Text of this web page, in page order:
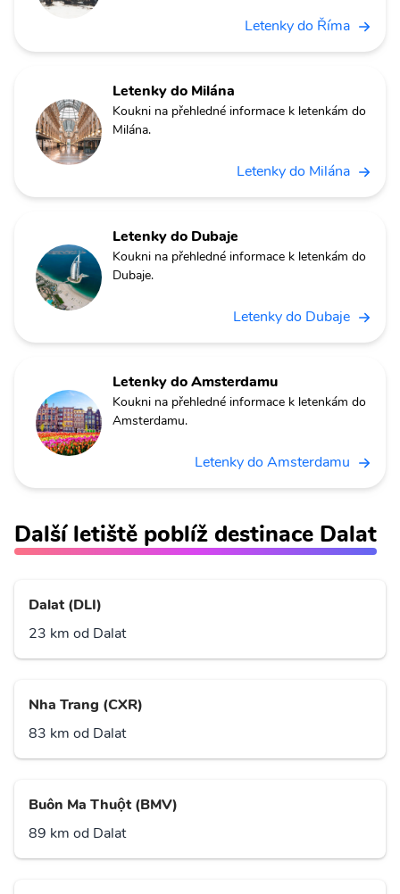
Letenky do Říma
Letenky do Milána
Koukni na přehledné informace k letenkám do
Milána.
Letenky do Milána
Letenky do Dubaje
Koukni na přehledné informace k letenkám do
Dubaje.
Letenky do Dubaje
Letenky do Amsterdamu
Koukni na přehledné informace k letenkám do
Amsterdamu.
Letenky do Amsterdamu
Další letiště poblíž destinace Dalat
Dalat (DLI)
23 km od Dalat
Nha Trang (CXR)
83 km od Dalat
Buôn Ma Thuột (BMV)
89 km od Dalat